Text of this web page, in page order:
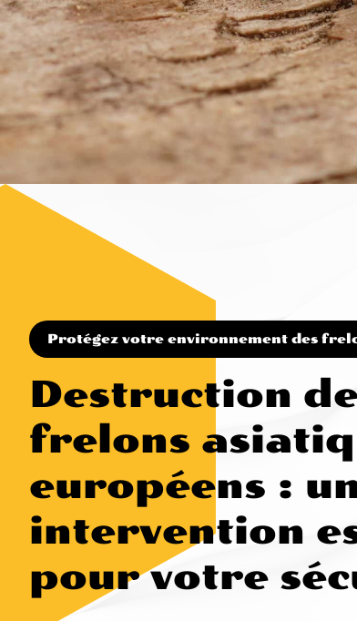
Protégez votre environnement des
Destruction
frelons
européens :
intervention
pour votre